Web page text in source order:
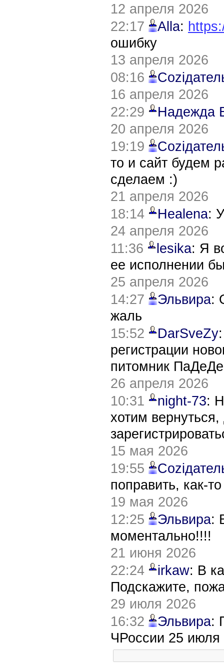
12 апреля 2026
22:17
Alla:
ошибку
13 апреля 2026
08:16
16 апреля 2026
22:29
Надежда
20 апреля 2026
19:19
то и сайт будем
сделаем :)
21 апреля 2026
18:14
Healena:
24 апреля 2026
11:36
lesika: Я
ее исполнении
25 апреля 2026
14:27
Эльвира:
жаль
15:52
DarSveZy
регистрации
питомник
26 апреля 2026
10:31
night-73:
хотим
15 мая 2026
19:55
поправить, как-
19 мая 2026
12:25
Эльвира:
моментально!!!!
21 июня 2026
22:24
irkaw: В
Подскажите,
29 июля 2026
16:32
Эльвира:
ЧРоссии 25 июля